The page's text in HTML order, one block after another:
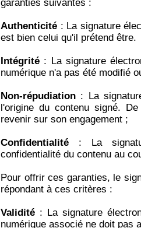
garanties suivantes :
Authenticité : La signature
est bien celui qu'il prétend être.
Intégrité : La signature
numérique n'a pas été modifié
Non-répudiation : La
l'origine du contenu signé.
revenir sur son engagement ;
Confidentialité : La
confidentialité du contenu au
Pour offrir ces garanties, le
répondant à ces critères :
Validité : La signature
numérique associé ne doit pas